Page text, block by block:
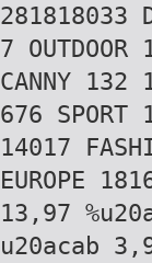
281818033
7
CANNY 132
676 SPORT
14017
EUROPE
13,97
u20acab